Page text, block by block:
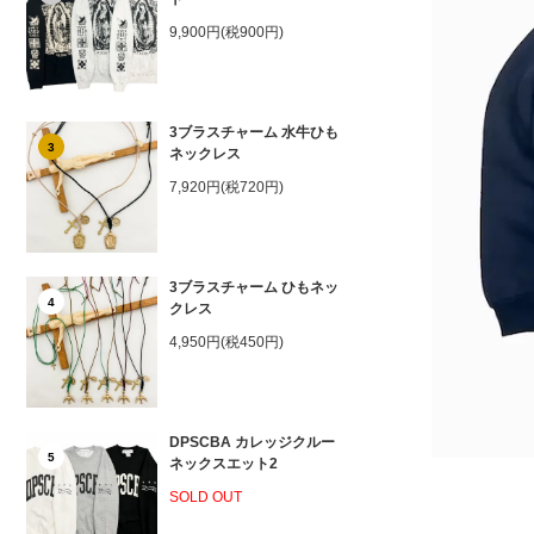
9,900円(税900円)
3
3ブラスチャーム 水牛ひも
ネックレス
7,920円(税720円)
4
3ブラスチャーム ひもネッ
クレス
4,950円(税450円)
5
DPSCBA カレッジクルー
ネックスエット2
SOLD OUT